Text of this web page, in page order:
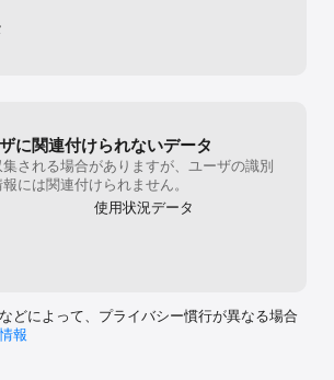
できず、エラーとなる場合がございます。
る懸賞について、Apple Inc.、Apple Japan
ン合同会社）は、一切関係がありません。
に関連付けられないデータ
される場合がありますが、ユーザの識別
には関連付けられません。
使用状況データ
どによって、プライバシー慣行が異なる場合
報